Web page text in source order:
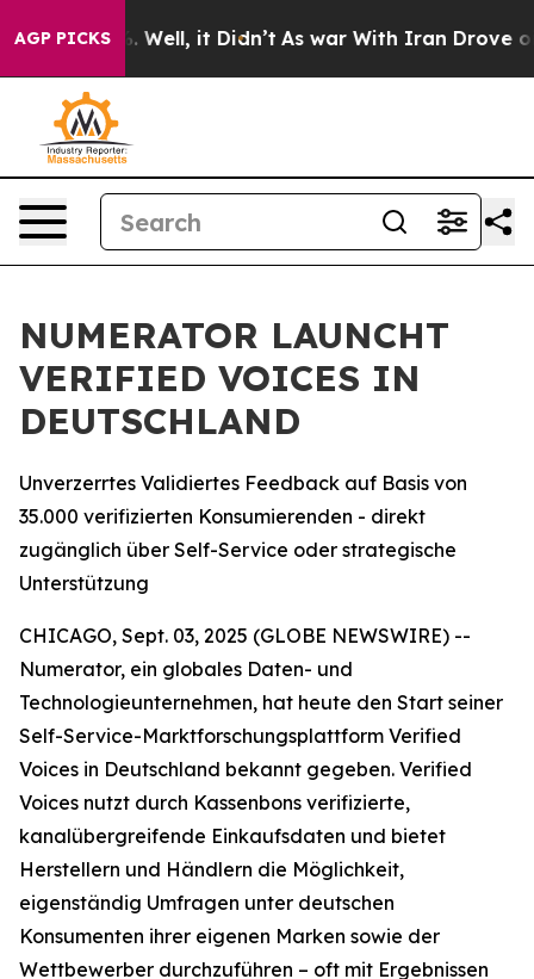
AGP PICKS
40%. Well, it Didn’t As war With Iran Drove oil
NUMERATOR LAUNCHT
VERIFIED VOICES IN
DEUTSCHLAND
Unverzerrtes Validiertes Feedback auf Basis von
35.000 verifizierten Konsumierenden - direkt
zugänglich über Self-Service oder strategische
Unterstützung
CHICAGO, Sept. 03, 2025 (GLOBE NEWSWIRE) --
Numerator, ein globales Daten- und
Technologieunternehmen, hat heute den Start seiner
Self-Service-Marktforschungsplattform Verified
Voices in Deutschland bekannt gegeben. Verified
Voices nutzt durch Kassenbons verifizierte,
kanalübergreifende Einkaufsdaten und bietet
Herstellern und Händlern die Möglichkeit,
eigenständig Umfragen unter deutschen
Konsumenten ihrer eigenen Marken sowie der
Wettbewerber durchzuführen – oft mit Ergebnissen